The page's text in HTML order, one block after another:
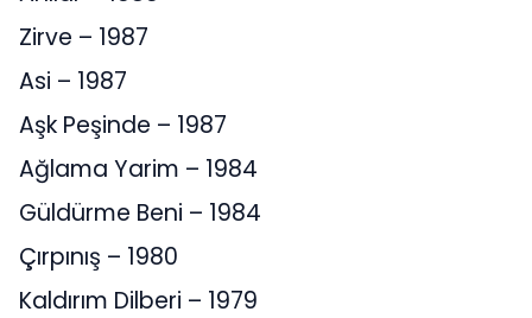
Zirve – 1987
Asi – 1987
Aşk Peşinde – 1987
Ağlama Yarim – 1984
Güldürme Beni – 1984
Çırpınış – 1980
Kaldırım Dilberi – 1979